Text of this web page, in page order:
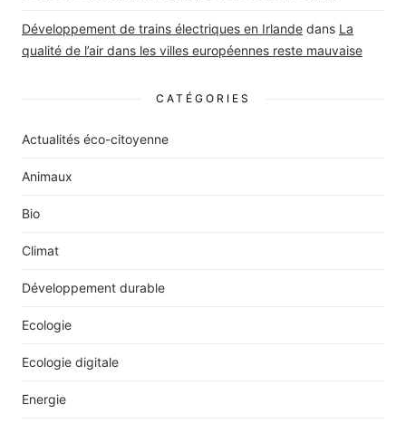
Développement de trains électriques en Irlande dans La
qualité de l’air dans les villes européennes reste mauvaise
CATÉGORIES
Actualités éco-citoyenne
Animaux
Bio
Climat
Développement durable
Ecologie
Ecologie digitale
Energie